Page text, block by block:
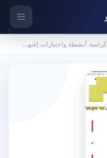
كراسة أنشطة واختبارات (فنون تشكيلية) الثاني عشر